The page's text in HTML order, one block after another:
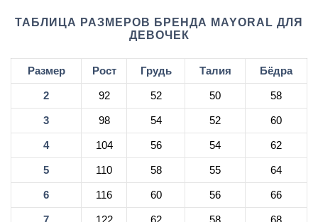
ТАБЛИЦА РАЗМЕРОВ БРЕНДА MAYORAL ДЛЯ
ДЕВОЧЕК
Размер Рост Грудь Талия Бёдра
2 92 52 50 58
3 98 54 52 60
4 104 56 54 62
5 110 58 55 64
6 116 60 56 66
7 122 62 58 68